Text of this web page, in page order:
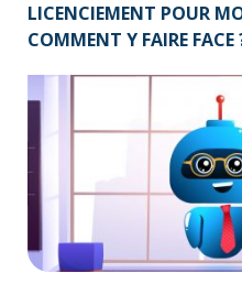
LICENCIEMENT POUR
COMMENT Y FAIRE FACE